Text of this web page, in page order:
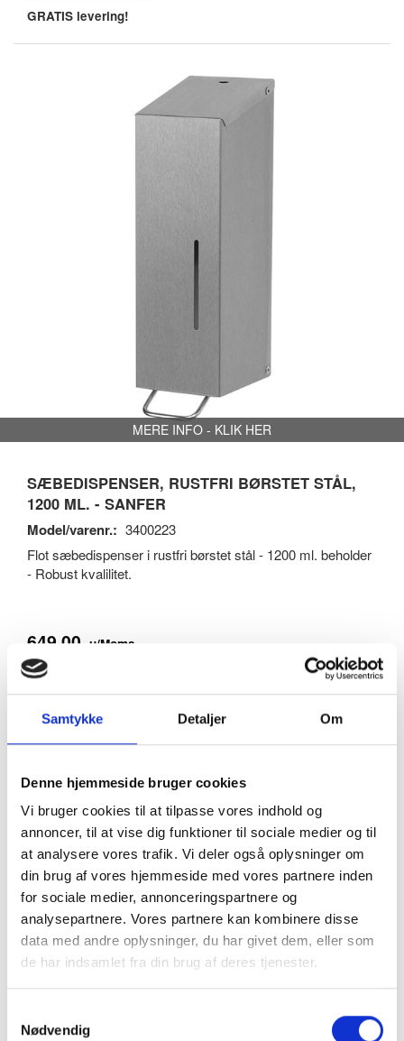
Samtykke Detaljer Om
Denne hjemmeside bruger cookies
Vi bruger cookies til at tilpasse vores indhold og
annoncer, til at vise dig funktioner til sociale medier og til
at analysere vores trafik. Vi deler også oplysninger om
din brug af vores hjemmeside med vores partnere inden
for sociale medier, annonceringspartnere og
analysepartnere. Vores partnere kan kombinere disse
data med andre oplysninger, du har givet dem, eller som
de har indsamlet fra din brug af deres tjenester.
Nødvendig
GRATIS levering!
MERE INFO - KLIK HER
SÆBEDISPENSER, RUSTFRI BØRSTET STÅL,
1200 ML. - SANFER
Model/varenr.: 3400223
Flot sæbedispenser i rustfri børstet stål - 1200 ml. beholder
- Robust kvalilitet.
649,00 u/Moms
(811,25
Pris - DKK
På lager
LÆG I KURV
GRATIS levering!